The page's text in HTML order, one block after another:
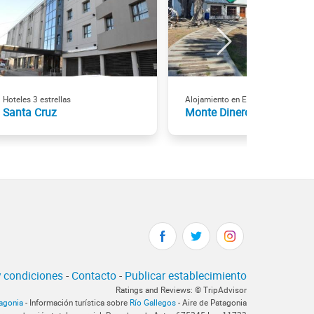
Hoteles 3 estrellas
Santa Cruz
Alojamiento en Estancias
Monte Dinero
condiciones- Contacto- Publicar establecimiento
Ratings and Reviews: © TripAdvisor
- Información turística sobre Río Gallegos - Aire de Patagonia